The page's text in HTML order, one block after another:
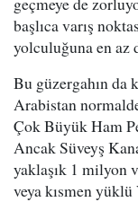
başlıca varış
yolculuğuna en az
Bu güzergahın da
Arabistan
Çok Büyük Ham
Ancak Süveyş
yaklaşık 1 milyon
veya kısmen